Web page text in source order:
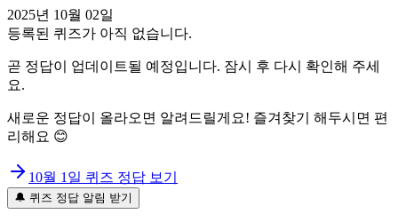
2025년 10월 02일
등록된 퀴즈가 아직 없습니다.
곧 정답이 업데이트될 예정입니다. 잠시 후 다시 확인해 주세
요.
새로운 정답이 올라오면 알려드릴게요! 즐겨찾기 해두시면 편
리해요 😊
10월 1일 퀴즈 정답 보기
🔔 퀴즈 정답 알림 받기